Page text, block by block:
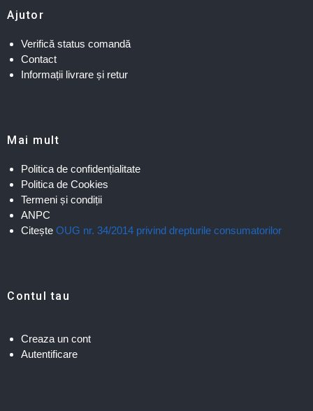
Ajutor
Verifică status comandă
Contact
Informații livrare și retur
Mai mult
Politica de confidențialitate
Politica de Cookies
Termeni și condiții
ANPC
Citește OUG nr. 34/2014 privind drepturile consumatorilor
Contul tau
Creaza un cont
Autentificare